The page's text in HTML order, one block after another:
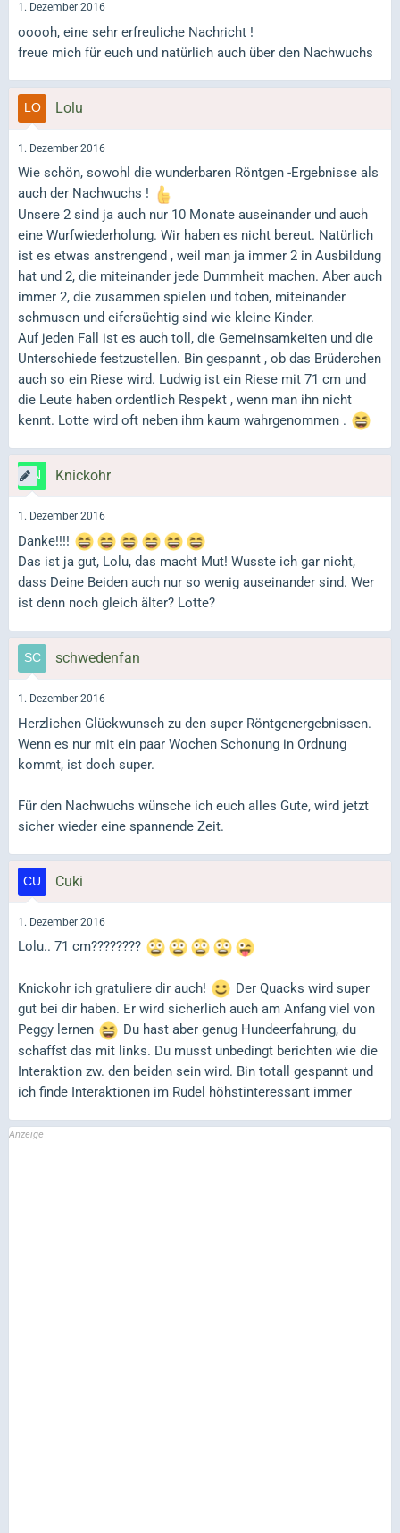
1. Dezember 2016
ooooh, eine sehr erfreuliche Nachricht !
freue mich für euch und natürlich auch über den Nachwuchs
Lolu
1. Dezember 2016
Wie schön, sowohl die wunderbaren Röntgen -Ergebnisse als
auch der Nachwuchs !
Unsere 2 sind ja auch nur 10 Monate auseinander und auch
eine Wurfwiederholung. Wir haben es nicht bereut. Natürlich
ist es etwas anstrengend , weil man ja immer 2 in Ausbildung
hat und 2, die miteinander jede Dummheit machen. Aber auch
immer 2, die zusammen spielen und toben, miteinander
schmusen und eifersüchtig sind wie kleine Kinder.
Auf jeden Fall ist es auch toll, die Gemeinsamkeiten und die
Unterschiede festzustellen. Bin gespannt , ob das Brüderchen
auch so ein Riese wird. Ludwig ist ein Riese mit 71 cm und
die Leute haben ordentlich Respekt , wenn man ihn nicht
kennt. Lotte wird oft neben ihm kaum wahrgenommen .
Knickohr
1. Dezember 2016
Danke!!!!
Das ist ja gut, Lolu, das macht Mut! Wusste ich gar nicht,
dass Deine Beiden auch nur so wenig auseinander sind. Wer
ist denn noch gleich älter? Lotte?
schwedenfan
1. Dezember 2016
Herzlichen Glückwunsch zu den super Röntgenergebnissen.
Wenn es nur mit ein paar Wochen Schonung in Ordnung
kommt, ist doch super.
Für den Nachwuchs wünsche ich euch alles Gute, wird jetzt
sicher wieder eine spannende Zeit.
Cuki
1. Dezember 2016
Lolu.. 71 cm????????
Knickohr ich gratuliere dir auch!
Der Quacks wird super
gut bei dir haben. Er wird sicherlich auch am Anfang viel von
Peggy lernen
Du hast aber genug Hundeerfahrung, du
schaffst das mit links. Du musst unbedingt berichten wie die
Interaktion zw. den beiden sein wird. Bin totall gespannt und
ich finde Interaktionen im Rudel höhstinteressant immer